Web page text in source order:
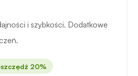
i szybkości. Dodatkowe
20%